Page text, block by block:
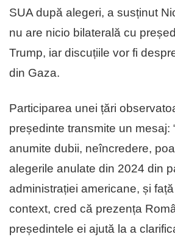
SUA după alegeri, a susținut
nu are nicio bilaterală cu
Trump, iar discuțiile vor fi
din Gaza.
Participarea unei țări
președinte transmite un mesaj:
anumite dubii, neîncredere,
alegerile anulate din 2024 din
administrației americane, și
context, cred că prezența
președintele ei ajută la a